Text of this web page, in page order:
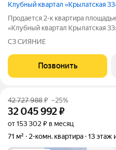
Клубный квартал «Крылатская
Продается 2-к квартира
«Клубный квартал Крылатская
застройщика! Крылатская 33 -
«Сияние». Комплекс расположен
СЗ СИЯНИЕ
Позвонить
42 727 988₽ –25%
32 045 992₽
от 153 302 ₽ в месяц
71 м²
2-комн. квартира 13 этаж